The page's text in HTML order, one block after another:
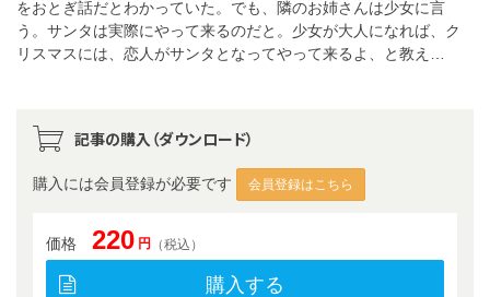
をおとぎ話だとわかっていた。でも、隣のお姉さんは少女に言
う。サンタは実際にやって来るのだと。少女が大人になれば、ク
リスマスには、恋人がサンタとなってやって来るよ、と教え…
記事の購入（ダウンロード）
購入には会員登録が必要です 会員登録はこちら
価格 220 円 （税込）
購入する